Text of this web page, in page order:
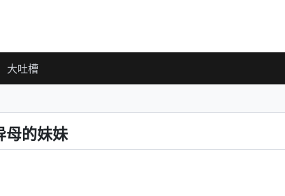
大吐槽
母的妹妹